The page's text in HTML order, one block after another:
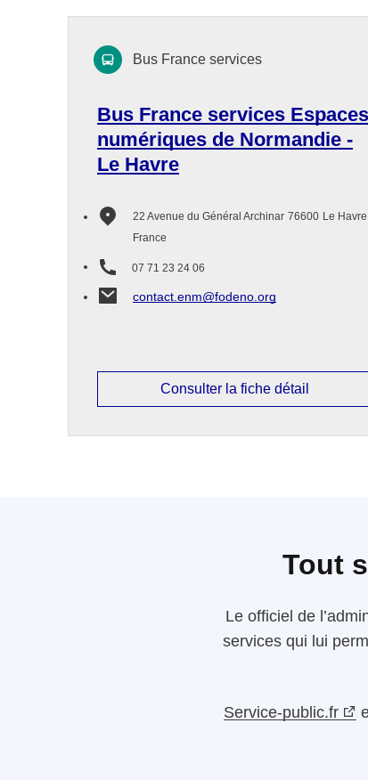
Bus France services Espaces
numériques de Normandie -
Le Havre
22 Avenue du Général Archinar 76600 Le Havre
France
07 71 23 24 06
contact.enm@fodeno.org
Bus France services
Consulter la fiche détail
Tout
Le officiel de
services qui lui
Service-public.fr